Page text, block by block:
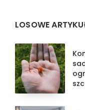
Widgets
LOSOWE